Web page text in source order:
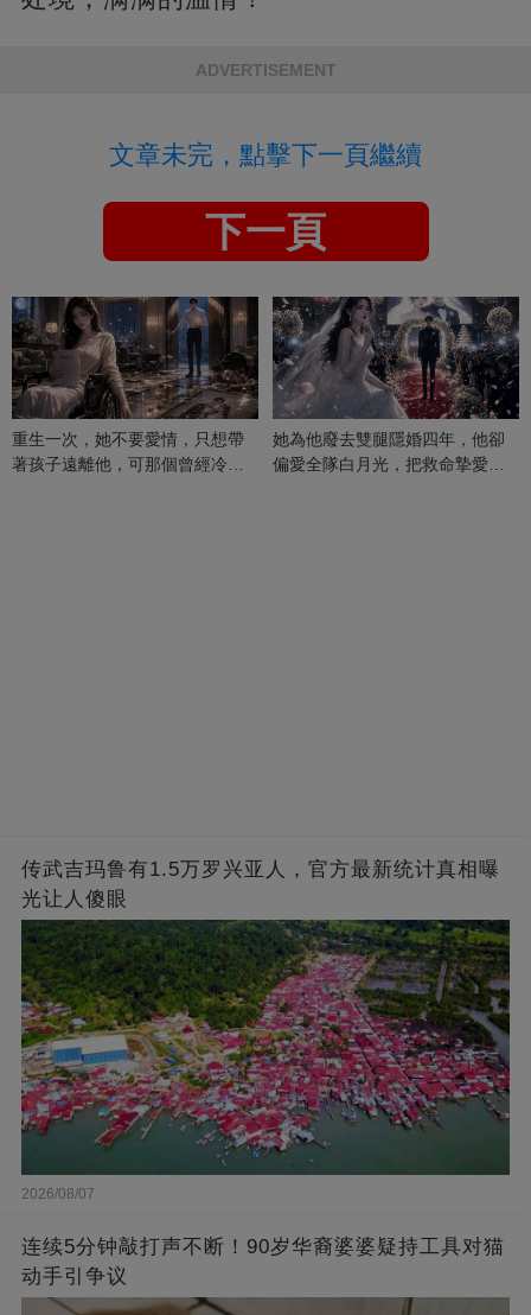
ADVERTISEMENT
文章未完，點擊下一頁繼續
下一頁
重生一次，她不要愛情，只想帶
著孩子遠離他，可那個曾經冷漠
她為他廢去雙腿隱婚四年，他卻
偏愛全隊白月光，把救命摯愛當
传武吉玛鲁有1.5万罗兴亚人，官方最新统计真相曝
光让人傻眼
2026/08/07
连续5分钟敲打声不断！90岁华裔婆婆疑持工具对猫
动手引争议